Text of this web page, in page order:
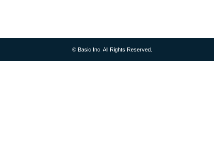
© Basic Inc. All Rights Reserved.